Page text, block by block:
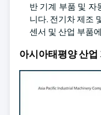
반 기계 부품 및 자
니다. 전기차 제조
센서 및 산업 부품
아시아태평양 산업